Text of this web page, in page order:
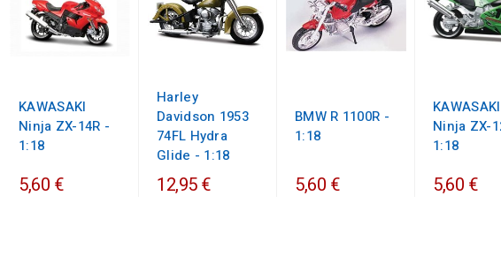
KAWASAKI
Ninja ZX-14R -
1:18
5,60 €
Harley
Davidson 1953
74FL Hydra
Glide - 1:18
12,95 €
BMW R 1100R -
1:18
5,60 €
KAWASAKI
Ninja ZX-
1:18
5,60 €